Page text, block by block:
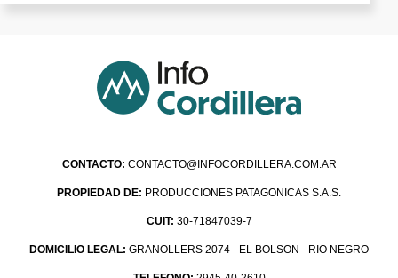
CONTACTO: CONTACTO@INFOCORDILLERA.COM.AR
PROPIEDAD DE: PRODUCCIONES PATAGONICAS S.A.S.
CUIT: 30-71847039-7
DOMICILIO LEGAL: GRANOLLERS 2074 - EL BOLSON - RIO NEGRO